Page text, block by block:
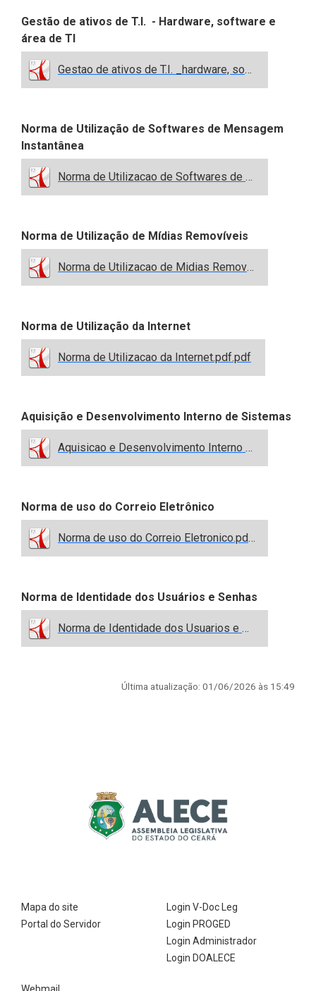
Gestão de ativos de T.I. - Hardware, software e
área de TI
Gestao de ativos de T.I. _hardware, software e area de T.I..pdf.pdf
Norma de Utilização de Softwares de Mensagem
Instantânea
Norma de Utilizacao de Softwares de Mensagem Instantanea.pdf.pdf
Norma de Utilização de Mídias Removíveis
Norma de Utilizacao de Midias Removiveis.pdf.pdf
Norma de Utilização da Internet
Norma de Utilizacao da Internet.pdf.pdf
Aquisição e Desenvolvimento Interno de Sistemas
Aquisicao e Desenvolvimento Interno de Sistemas.pdf.pdf
Norma de uso do Correio Eletrônico
Norma de uso do Correio Eletronico.pdf.pdf
Norma de Identidade dos Usuários e Senhas
Norma de Identidade dos Usuarios e Senhas.pdf.pdf
Última atualização: 01/06/2026 às 15:49
Mapa do site
Portal do Servidor
Login V-Doc Leg
Login PROGED
Login Administrador
Login DOALECE